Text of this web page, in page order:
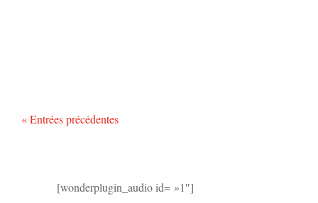
« Entrées précédentes
[wonderplugin_audio id= »1″]